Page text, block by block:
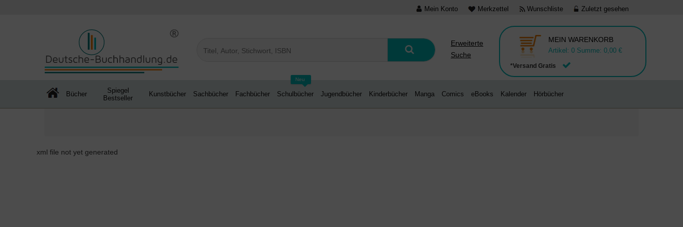
Mein Konto Merkzettel Wunschliste Zuletzt gesehen
Erweiterte
Suche
*Versand Gratis
MEIN WARENKORB
Artikel: 0 Summe: 0,00 €
Bücher
Spiegel
Bestseller
Kunstbücher Sachbücher Fachbücher
Neu
Schulbücher Jugendbücher Kinderbücher Manga Comics eBooks Kalender Hörbücher
xml file not yet generated